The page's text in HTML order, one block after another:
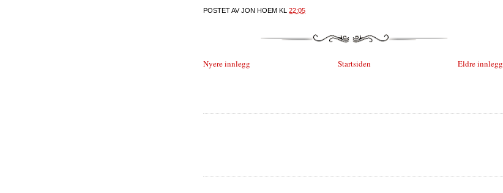
POSTET AVJON HOEM KL 22:05
Nyere innlegg Eldre innlegg
Startsiden